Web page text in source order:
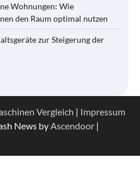
Wohnungen: Wie
den Raum optimal nutzen
zur Steigerung der
Vergleich | Impressum
News byAscendoor |